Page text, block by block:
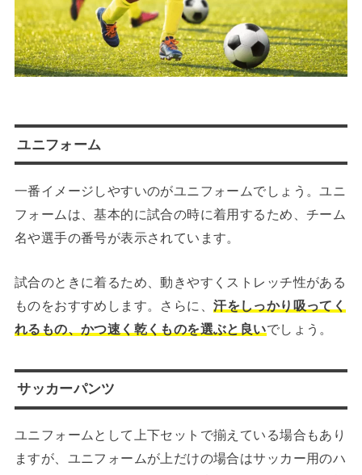
ユニフォーム
一番イメージしやすいのがユニフォームでしょう。ユニ
フォームは、基本的に試合の時に着用するため、チーム
名や選手の番号が表示されています。
試合のときに着るため、動きやすくストレッチ性がある
ものをおすすめします。さらに、汗をしっかり吸ってく
れるもの、かつ速く乾くものを選ぶと良いでしょう。
サッカーパンツ
ユニフォームとして上下セットで揃えている場合もあり
ますが、ユニフォームが上だけの場合はサッカー用のハ